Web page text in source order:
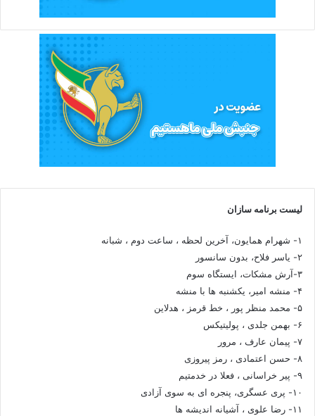
لیست برنامه سازان
۱- شهرام همایون، آخرین لحظه ، ساعت دوم ، شبانه
۲- یاسر فلاح، بدون سانسور
۳-آرش مشکات، ایستگاه سوم
۴- منشه امیر، یکشنبه ها با منشه
۵- محمد منظر پور ، خط قرمز ، هدلاین
۶- بهمن جلدی ، پولیتیکس
۷- پیمان عارف ، مرور
۸- حسن اعتمادی ، رمز پیروزی
۹- پیر خراسانی ، فعلا در خدمتیم
۱۰- پری عسگری، پنجره ای به سوی آزادی
۱۱- رضا علوی ، آشیانه اندیشه ها